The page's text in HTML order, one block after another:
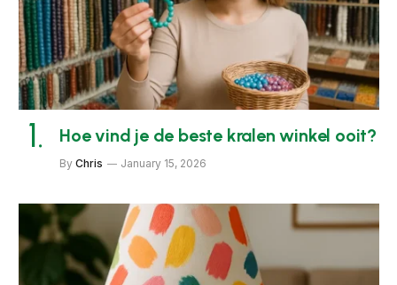
Hoe vind je de beste kralen winkel ooit?
By Chris January 15, 2026